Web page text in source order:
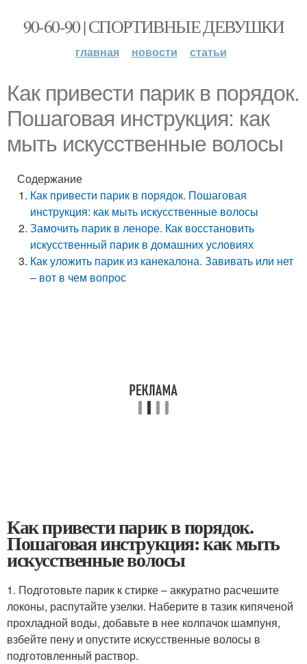
90-60-90 | СПОРТИВНЫЕ ДЕВУШКИ
главная новости статьи
Как привести парик в порядок.
Пошаговая инструкция: как
мыть искусственные волосы
Содержание
Как привести парик в порядок. Пошаговая
инструкция: как мыть искусственные волосы
Замочить парик в леноре. Как восстановить
искусственный парик в домашних условиях
Как уложить парик из канекалона. Завивать или нет
– вот в чем вопрос
Как привести парик в порядок.
Пошаговая инструкция: как мыть
искусственные волосы
1. Подготовьте парик к стирке – аккуратно расчешите
локоны, распутайте узелки. Наберите в тазик кипяченой
прохладной воды, добавьте в нее колпачок шампуня,
взбейте пену и опустите искусственные волосы в
подготовленный раствор.